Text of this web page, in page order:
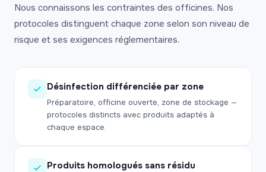
Nous connaissons les contraintes des officines. Nos
protocoles distinguent chaque zone selon son niveau de
risque et ses exigences réglementaires.
Désinfection différenciée par zone
Préparatoire, officine ouverte, zone de stockage —
protocoles distincts avec produits adaptés à
chaque espace.
Produits homologués sans résidu